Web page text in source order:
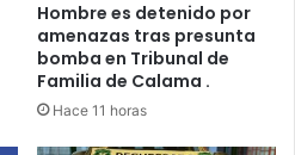
Hombre es detenido por
amenazas tras presunta
bomba en Tribunal de
Familia de Calama .
Hace 11 horas